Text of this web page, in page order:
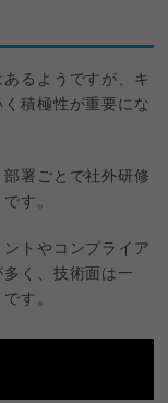
るようですが、キ
積極性が重要にな
署ごとで社外研修
す。
トやコンプライア
く、技術面は一
す。